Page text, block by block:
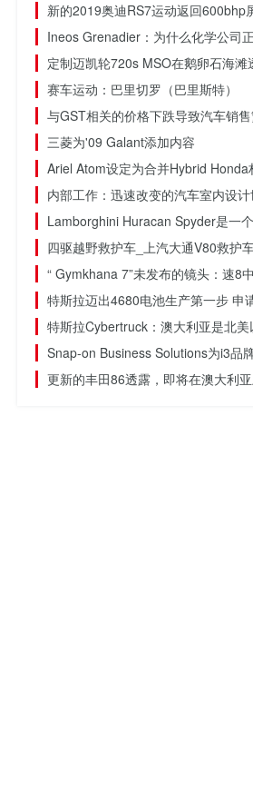
新的2019奥迪RS7运动返回600bhp
Ineos Grenadier：为什么化学公司正
定制迈凯轮720s MSO在鹅卵石海滩
赛车运动：巴里切罗（巴里斯特）
与GST相关的价格下跌导致汽车销
三菱为'09 Galant添加内容
Ariel Atom设定为合并Hybrid Honda
内部工作：迅速改变的汽车室内设计
Lamborghini Huracan Spyder是一
四驱越野救护车_上汽大通V80救护车
“ Gymkhana 7”未发布的镜头：速8
特斯拉迈出4680电池生产第一步 申
特斯拉Cyber​​truck：澳大利亚是北美
Snap-on Business Solutions为i3品
更新的丰田86透露，即将在澳大利